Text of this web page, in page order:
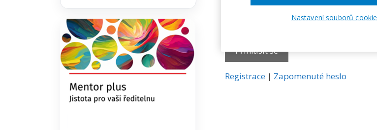
Pamatovat si mě
A
Registrace | Zapomenuté heslo
Nastavení souborů cookie